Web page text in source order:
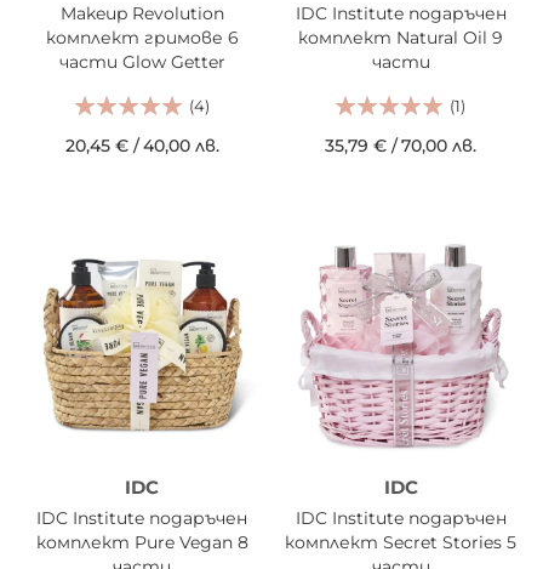
Makeup Revolution
комплект гримове 6
части Glow Getter
(4)
20,45 €/40,00 лв.
IDC Institute подаръчен
комплект Natural Oil 9
части
(1)
35,79 € /70,00 лв.
IDC
IDC Institute подаръчен
комплект Pure Vegan 8
IDC
IDC Institute подаръчен
комплект Secret Stories 5